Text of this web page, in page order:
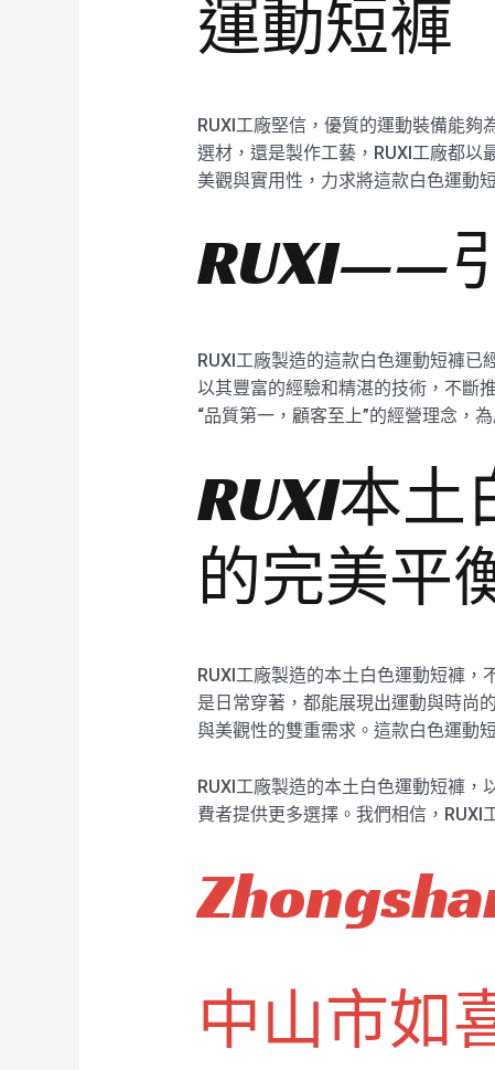
運動短褲
RUXI工廠堅信，優質的運動裝備能夠
選材，還是製作工藝，RUXI工廠都以
美觀與實用性，力求將這款白色運動
RUXI——
RUXI工廠製造的這款白色運動短褲已
以其豐富的經驗和精湛的技術，不斷
“品質第一，顧客至上”的經營理念，
RUXI本
的完美平
RUXI工廠製造的本土白色運動短褲
是日常穿著，都能展現出運動與時尚
與美觀性的雙重需求。這款白色運動
RUXI工廠製造的本土白色運動短褲
費者提供更多選擇。我們相信，RUXI
中山市如